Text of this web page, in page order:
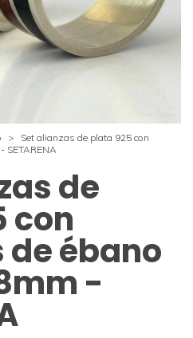
>
Set alianzas de plata 925 con
SETARENA
de
con
ébano
-